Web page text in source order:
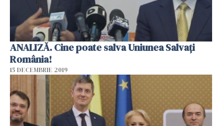
ANALIZĂ. Cine poate salva Uniunea Salvați
România!
15 DECEMBRIE 2019